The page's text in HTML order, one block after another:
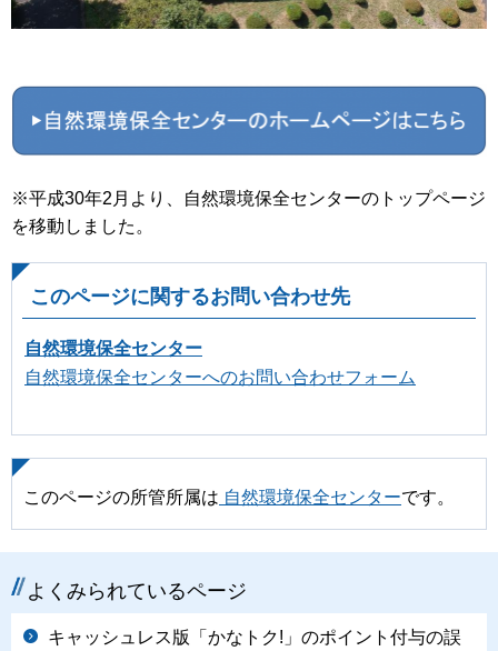
※平成30年2月より、自然環境保全センターのトップページ
を移動しました。
このページに関するお問い合わせ先
自然環境保全センター
自然環境保全センターへのお問い合わせフォーム
このページの所管所属は 自然環境保全センターです。
よくみられているページ
キャッシュレス版「かなトク!」のポイント付与の誤